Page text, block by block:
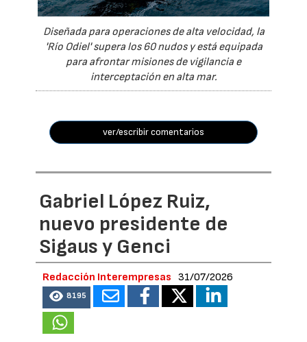
Diseñada para operaciones de alta velocidad, la
'Río Odiel' supera los 60 nudos y está equipada
para afrontar misiones de vigilancia e
interceptación en alta mar.
ver/escribir comentarios
Gabriel López Ruiz,
nuevo presidente de
Sigaus y Genci
Redacción Interempresas 31/07/2026
8195